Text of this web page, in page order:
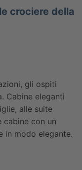
crociere della
gli ospiti
Cabine eleganti
alle suite
cabine con un
in modo elegante.